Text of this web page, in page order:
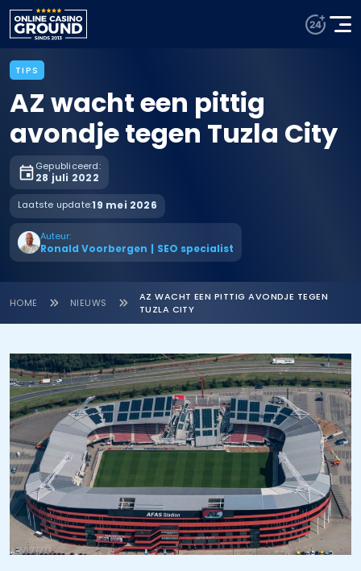
TIPS
AZ wacht een pittig
avondje tegen Tuzla City
Gepubliceerd:
28 juli 2022
Laatste update:19 mei 2026
Auteur:
Ronald Voorbergen | SEO specialist
HOME NIEUWS
AZ WACHT EEN PITTIG AVONDJE TEGEN
TUZLA CITY